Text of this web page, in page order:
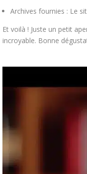
Archives fournies : Le
Et voilà ! Juste un petit
incroyable. Bonne